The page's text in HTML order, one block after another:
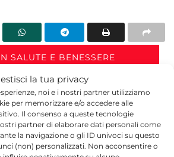
la tua privacy
noi e i nostri partner utilizziamo
per memorizzare e/o accedere alle
Il consenso a queste tecnologie
partner di elaborare dati personali come
la navigazione o gli ID univoci su questo
(non) personalizzati. Non acconsentire o
SALUTE E BENESSERE